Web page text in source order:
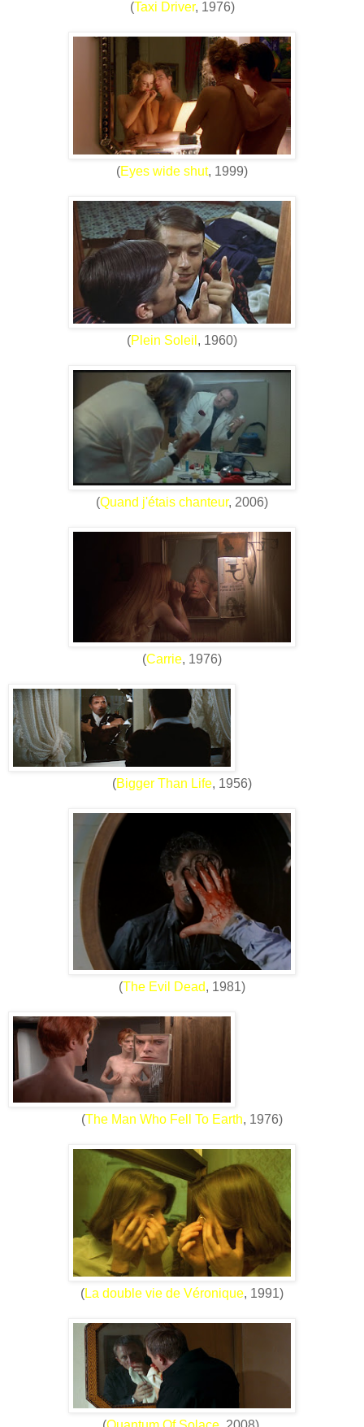
(Taxi Driver, 1976)
(Eyes wide shut, 1999)
(Plein Soleil , 1960)
(Quand j'étais chanteur, 2006)
(Carrie, 1976)
(Bigger Than Life, 1956)
(The Evil Dead, 1981)
(The Man Who Fell To Earth, 1976)
(La double vie de Véronique, 1991)